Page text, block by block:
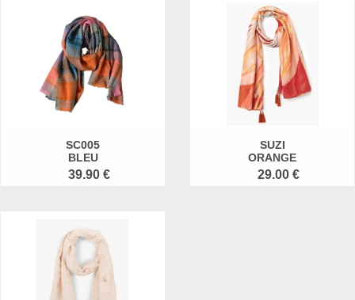
SC005
BLEU
39.90 €
SUZI
ORANGE
29.00 €